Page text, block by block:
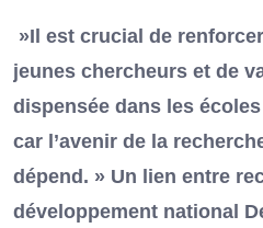
»Il est crucial de
jeunes chercheurs et de
dispensée dans les
car l’avenir de la
dépend. » Un lien entre
développement national